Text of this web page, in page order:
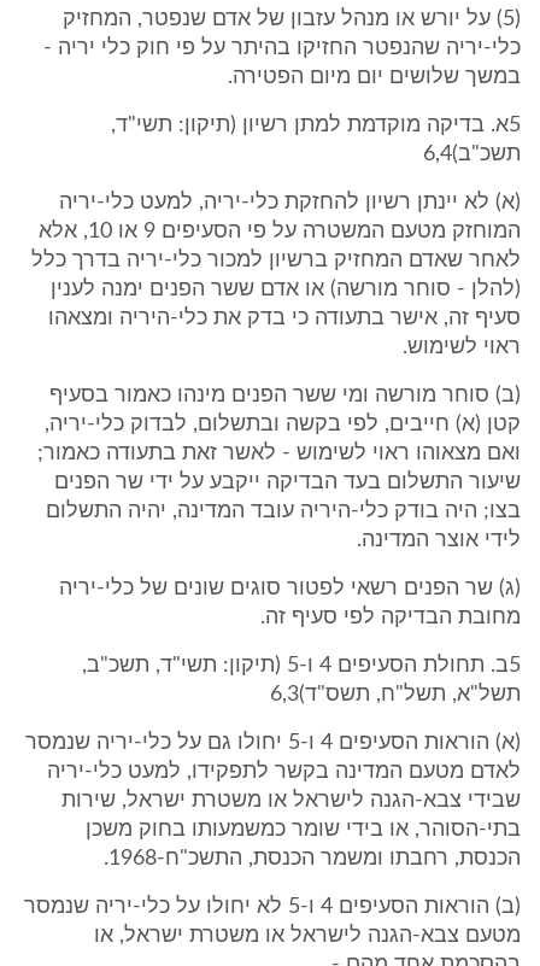
(5) על יורש או מנהל עזבון של אדם שנפטר, המחזיק
כלי-יריה שהנפטר החזיקו בהיתר על פי חוק כלי יריה -
במשך שלושים יום מיום הפטירה.
5א. בדיקה מוקדמת למתן רשיון (תיקון: תשי"ד,
תשכ"ב)6,4
(א) לא יינתן רשיון להחזקת כלי-יריה, למעט כלי-יריה
המוחזק מטעם המשטרה על פי הסעיפים 9 או 10, אלא
לאחר שאדם המחזיק ברשיון למכור כלי-יריה בדרך כלל
(להלן - סוחר מורשה) או אדם ששר הפנים ימנה לענין
סעיף זה, אישר בתעודה כי בדק את כלי-היריה ומצאהו
ראוי לשימוש.
(ב) סוחר מורשה ומי ששר הפנים מינהו כאמור בסעיף
קטן (א) חייבים, לפי בקשה ובתשלום, לבדוק כלי-יריה,
ואם מצאוהו ראוי לשימוש - לאשר זאת בתעודה כאמור;
שיעור התשלום בעד הבדיקה ייקבע על ידי שר הפנים
בצו; היה בודק כלי-היריה עובד המדינה, יהיה התשלום
לידי אוצר המדינה.
(ג) שר הפנים רשאי לפטור סוגים שונים של כלי-יריה
מחובת הבדיקה לפי סעיף זה.
5ב. תחולת הסעיפים 4 ו-5 (תיקון: תשי"ד, תשכ"ב,
תשל"א, תשל"ח, תשס"ד)6,3
(א) הוראות הסעיפים 4 ו-5 יחולו גם על כלי-יריה שנמסר
לאדם מטעם המדינה בקשר לתפקידו, למעט כלי-יריה
שבידי צבא-הגנה לישראל או משטרת ישראל, שירות
בתי-הסוהר, או בידי שומר כמשמעותו בחוק משכן
הכנסת, רחבתו ומשמר הכנסת, התשכ"ח-1968.
(ב) הוראות הסעיפים 4 ו-5 לא יחולו על כלי-יריה שנמסר
מטעם צבא-הגנה לישראל או משטרת ישראל, או